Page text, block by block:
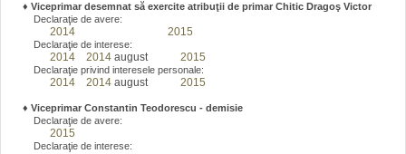
♦ Viceprimar desemnat să exercite atribuţii de primar Chitic Dragoş Victor
Declaraţie de avere:
2014 2015
Declaraţie de interese:
2014 2014 august 2015
Declaraţie privind interesele personale:
2014 2014 august 2015
♦ Viceprimar Constantin Teodorescu - demisie
Declaraţie de avere:
2015
Declaraţie de interese: